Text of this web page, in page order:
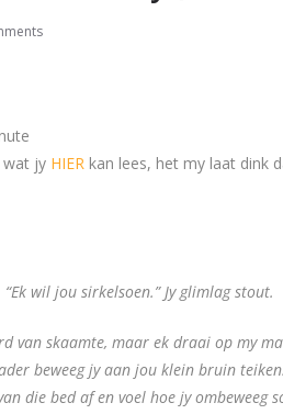
wat jy HIER kan lees, het my laat dink
wil jou sirkelsoen.” Jy glimlag stout.
van skaamte, maar ek draai op my
beweeg jy aan jou klein bruin
die bed af en voel hoe jy ombeweeg